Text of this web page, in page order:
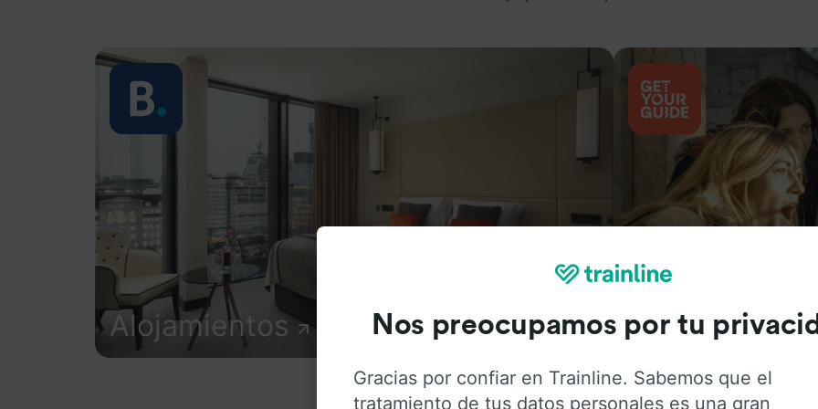
Alojamientos Actividades
Nos preocupamos por tu
Gracias por confiar en Trainline. Sabemos que el
tratamiento de tus datos personales es una gran